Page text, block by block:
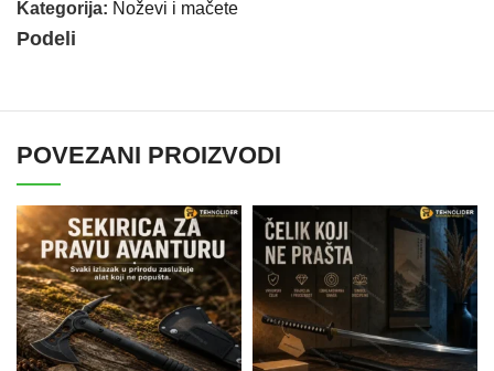
Kategorija: Noževi i mačete
Podeli
POVEZANI PROIZVODI